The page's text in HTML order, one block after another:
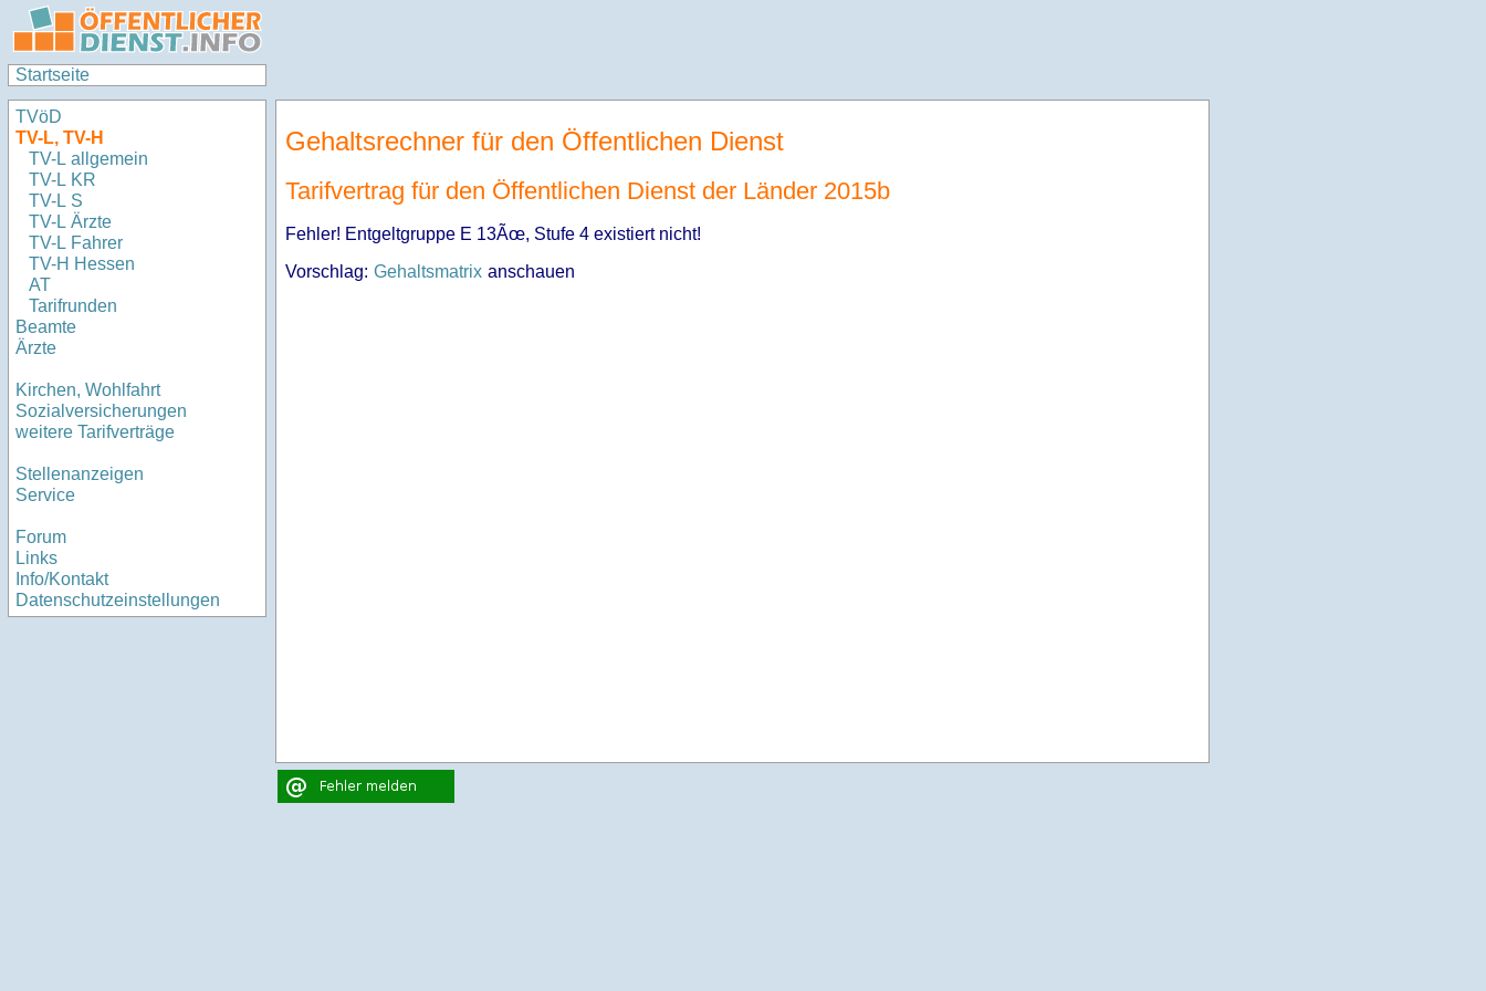
Startseite
TVöD
TV-L, TV-H
TV-L allgemein
TV-L KR
TV-L S
TV-L Ärzte
TV-L Fahrer
TV-H Hessen
AT
Tarifrunden
Beamte
Ärzte
Kirchen, Wohlfahrt
Sozialversicherungen
weitere Tarifverträge
Stellenanzeigen
Service
Forum
Links
Info/Kontakt
Datenschutzeinstellungen
Gehaltsrechner für den Öffentlichen Dienst
Tarifvertrag für den Öffentlichen Dienst der Länder 2015b
Fehler! Entgeltgruppe E 13Ãœ, Stufe 4 existiert nicht!
Vorschlag: Gehaltsmatrix anschauen